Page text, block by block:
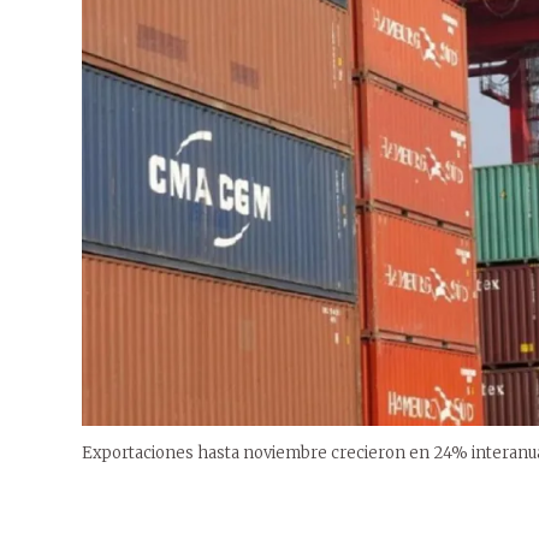
Exportaciones hasta noviembre crecieron en 24%